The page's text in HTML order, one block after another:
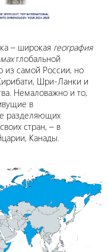
– широкая география
глобальной
из самой России, но
Шри-Ланки и
Немаловажно и то,
в
разделяющих
стран, – в
Канады.